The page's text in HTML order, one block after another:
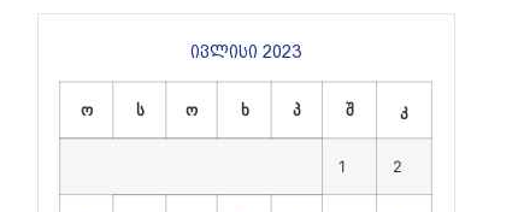
ივლისი 2023
ო ს ო ხ პ შ კ
1 2